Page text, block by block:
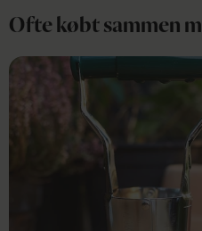
Ofte købt sammen